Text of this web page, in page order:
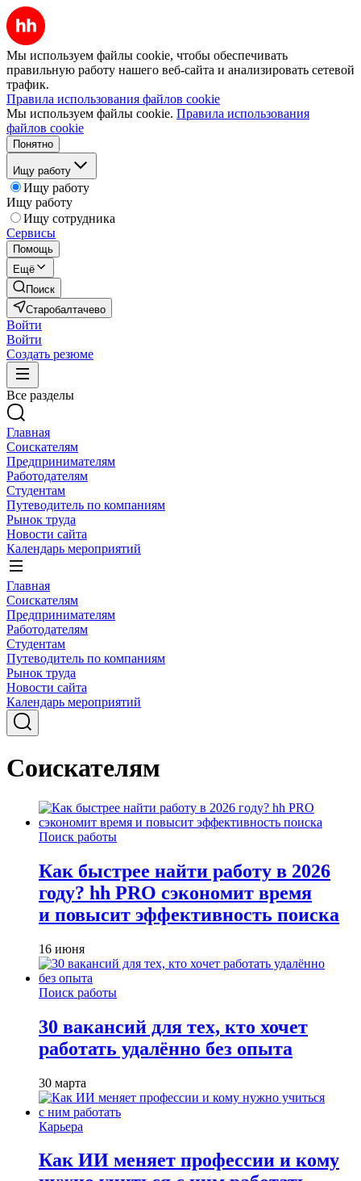
Мы используем файлы cookie, чтобы обеспечивать
правильную работу нашего веб-сайта и анализировать сетевой
трафик.
Правила использования файлов cookie
Мы используем файлы cookie. Правила использования
файлов cookie
Понятно
Ищу работу
Ищу работу
Ищу работу
Ищу сотрудника
Сервисы
Помощь
Ещё
Поиск
Старобалтачево
Войти
Войти
Создать резюме
Все разделы
Главная
Соискателям
Предпринимателям
Работодателям
Студентам
Путеводитель по компаниям
Рынок труда
Новости сайта
Календарь мероприятий
Главная
Соискателям
Предпринимателям
Работодателям
Студентам
Путеводитель по компаниям
Рынок труда
Новости сайта
Календарь мероприятий
Соискателям
Поиск работы
Как быстрее найти работу в 2026
году? hh PRO сэкономит время
и повысит эффективность поиска
16 июня
Поиск работы
30 вакансий для тех, кто хочет
работать удалённо без опыта
30 марта
Карьера
Как ИИ меняет профессии и кому